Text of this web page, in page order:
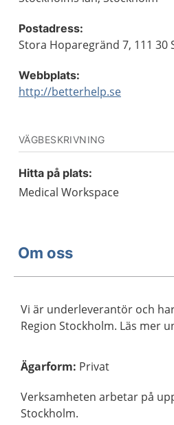
Postadress:
Stora Hoparegränd 7, 111 30
Webbplats:
http://betterhelp.se
VÄGBESKRIVNING
Hitta på plats:
Medical Workspace
Om oss
Vi är underleverantör och
Region Stockholm. Läs mer
Ägarform: Privat
Verksamheten arbetar på
Stockholm.